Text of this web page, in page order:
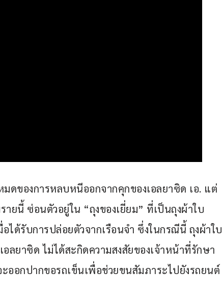
มดของการหลบหนีออกจากคุกของเอลยาซิด เอ. แต่
ยนี้ ซ่อนตัวอยู่ใน “ถุงของเยี่ยม” ที่เป็นถุงผ้าใบ
ได้รับการปล่อยตัวจากเรือนจำ ซึ่งในกรณีนี้ ถุงผ้าใบ
ยาซิด ไม่ได้สะกิดความสงสัยของเจ้าหน้าที่รักษา
ออกปากขอรถเข็นเพื่อช่วยขนสัมภาระไปยังรถยนต์